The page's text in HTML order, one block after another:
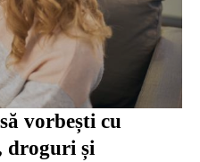
vorbești cu
droguri și